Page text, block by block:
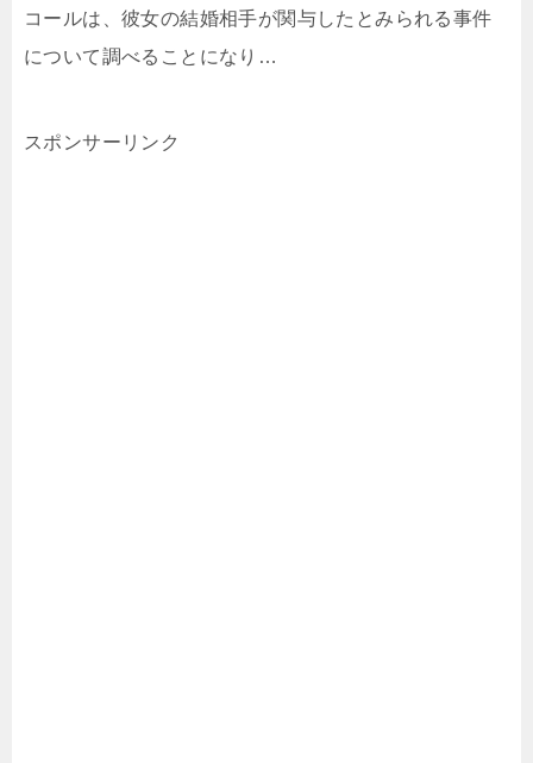
コールは、彼女の結婚相手が関与したとみられる事件
について調べることになり…
スポンサーリンク